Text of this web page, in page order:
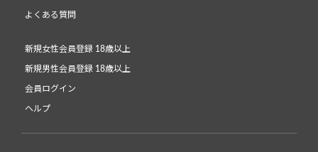
よくある質問
新規女性会員登録 18歳以上
新規男性会員登録 18歳以上
会員ログイン
ヘルプ